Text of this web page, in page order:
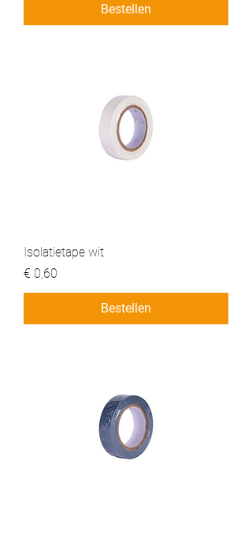
Bestellen
Isolatietape wit
Prijs
€ 0,60
Bestellen